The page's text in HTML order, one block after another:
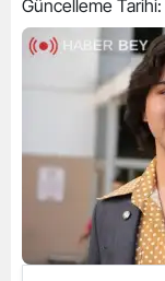
Güncelleme Tarihi: